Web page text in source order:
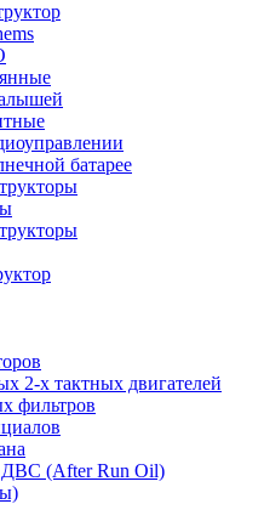
батарее
2-х тактных двигателей
фильтров
ДВС (After Run Oil)